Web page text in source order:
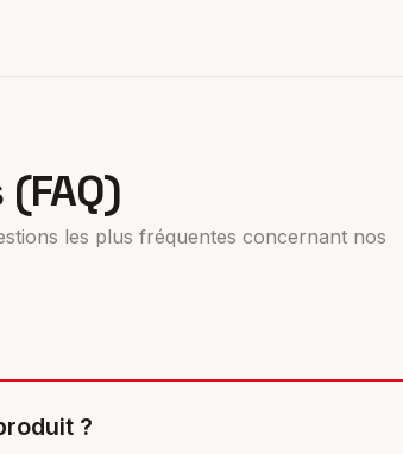
les plus fréquentes concernant nos
?